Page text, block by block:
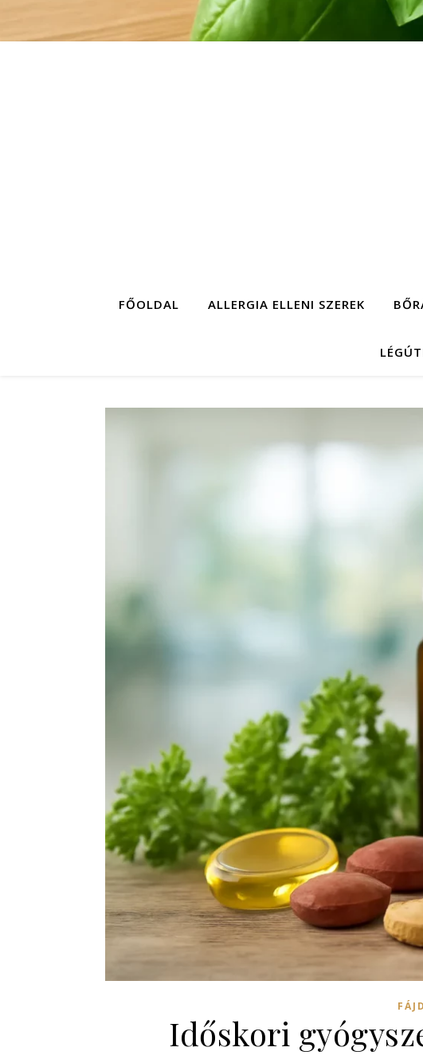
FŐOLDAL ALLERGIA ELLENI SZEREK
Időskori